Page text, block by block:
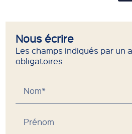
Nous écrire
Les champs indiqués par un
obligatoires
Nom*
Prénom